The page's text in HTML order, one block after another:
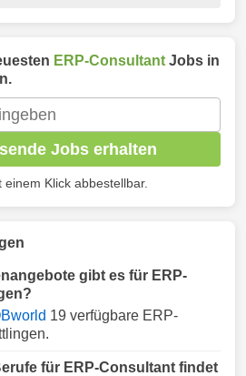
ERP-Consultant Jobs in
Jobs erhalten
Klick abbestellbar.
gibt es für ERP-
19 verfügbare ERP-
für ERP-Consultant findet